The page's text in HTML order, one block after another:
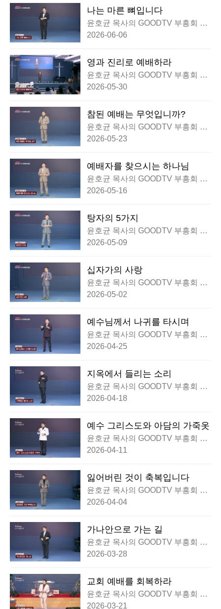
나는 마른 뼈입니다
윤호균 목사의 GOODTV 부흥회 실
황
2026-06-06
영과 진리로 예배하라
윤호균 목사의 GOODTV 부흥회 실
황
2026-05-30
참된 예배는 무엇입니까?
윤호균 목사의 GOODTV 부흥회 실
황
2026-05-23
예배자를 찾으시는 하나님
윤호균 목사의 GOODTV 부흥회 실
황
2026-05-16
탕자의 5가지
윤호균 목사의 GOODTV 부흥회 실
황
2026-05-09
십자가의 사랑
윤호균 목사의 GOODTV 부흥회 실
황
2026-05-02
예수님께서 나귀를 타시며
윤호균 목사의 GOODTV 부흥회 실
황
2026-04-25
지옥에서 들리는 소리
윤호균 목사의 GOODTV 부흥회 실
황
2026-04-18
예수 그리스도와 아담의 가죽옷
윤호균 목사의 GOODTV 부흥회 실
황
2026-04-11
잃어버린 것이 축복입니다
윤호균 목사의 GOODTV 부흥회 실
황
2026-04-04
가나안으로 가는 길
윤호균 목사의 GOODTV 부흥회 실
황
2026-03-28
교회 예배를 회복하라
윤호균 목사의 GOODTV 부흥회 실
황
2026-03-21